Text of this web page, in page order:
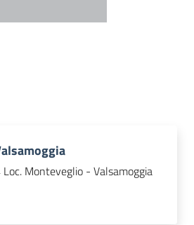
Loc. Monteveglio - Valsamoggia